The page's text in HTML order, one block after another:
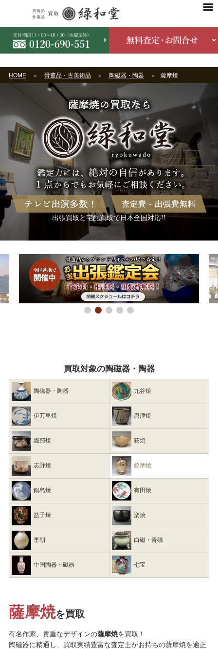
HOME 骨董品・古美術品 陶磁器・陶器 薩摩焼
出張買取と宅配買取で日本全国対応!!
買取対象の陶磁器・陶器
陶磁器・陶器 九谷焼
伊万里焼 唐津焼
織部焼 萩焼
志野焼 薩摩焼
鍋島焼 有田焼
益子焼 楽焼
李朝 白磁・青磁
中国陶器・磁器 七宝
薩摩焼を買取
有名作家、貴重なデザインの薩摩焼を買取！
陶磁器に精通し、買取実績豊富な査定士がお持ちの薩摩焼を適正